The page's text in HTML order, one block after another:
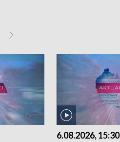
6.08.2026, 15:30